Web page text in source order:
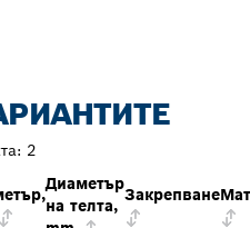
2
Диаметър
на телта,
Закрепване